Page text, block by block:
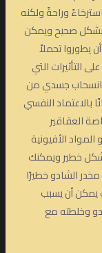
وراحةً ولكنه
بشكل صحيح ويمكن
يطوروا تحملاً
التأثيرات التي
انسحاب جسدي من
بالاعتماد النفسي
العقاقير
المواد الأفيونية
خطير ويمكنك
الشادو خطيرًا
يمكن أن يسبب
وخلطته مع